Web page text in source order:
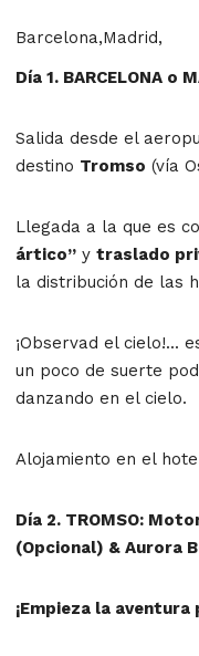
Barcelona,Madrid,
Día 1. BARCELONA o
Salida desde el
destino Tromso (vía
Llegada a la que es
ártico” y traslado
la distribución de las
¡Observad el cielo!...
un poco de suerte
danzando en el cielo.
Alojamiento en el
Día 2. TROMSO:
(Opcional) & Aurora
¡Empieza la aventura